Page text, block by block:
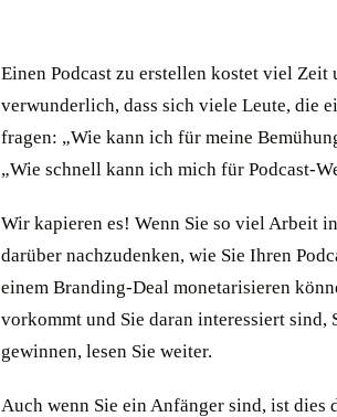
Einen Podcast zu erstellen kostet viel
verwunderlich, dass sich viele Leute, die
fragen: „Wie kann ich für meine
„Wie schnell kann ich mich für Podcast-
Wir kapieren es! Wenn Sie so viel Arbeit
darüber nachzudenken, wie Sie Ihren
einem Branding-Deal monetarisieren
vorkommt und Sie daran interessiert sind,
gewinnen, lesen Sie weiter.
Auch wenn Sie ein Anfänger sind, ist dies